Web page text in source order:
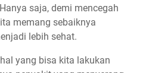
saja, demi mencegah
memang sebaiknya
lebih sehat.
yang bisa kita lakukan